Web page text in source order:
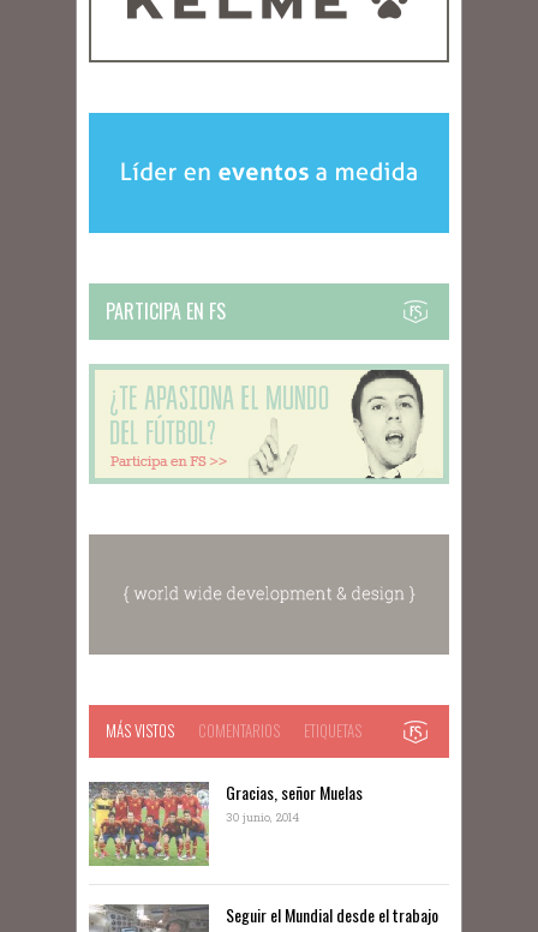
PARTICIPA EN FS
MÁS VISTOS COMENTARIOS ETIQUETAS
Gracias, señor Muelas
30 junio, 2014
Seguir el Mundial desde el trabajo